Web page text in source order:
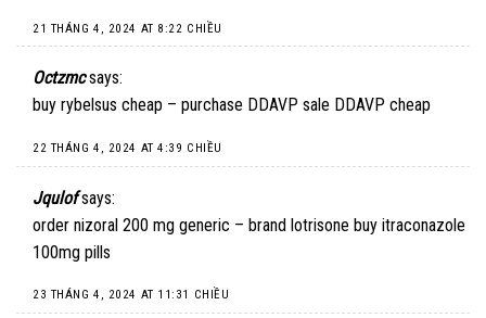
21 THÁNG 4, 2024 AT 8:22 CHIỀU
Octzmc says:
buy rybelsus cheap – purchase DDAVP sale DDAVP cheap
22 THÁNG 4, 2024 AT 4:39 CHIỀU
Jqulof says:
order nizoral 200 mg generic – brand lotrisone buy itraconazole
100mg pills
23 THÁNG 4, 2024 AT 11:31 CHIỀU